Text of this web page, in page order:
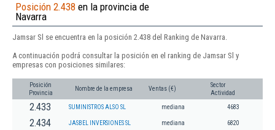
Posición 2.438 en la provincia de
Navarra
Jamsar Sl se encuentra en la posición 2.438 del Ranking de Navarra.
A continuación podrá consultar la posición en el ranking de Jamsar Sl y
empresas con posiciones similares:
Posición
Provincia
Nombre de la empresa Ventas (€)
Sector
Actividad
2.433 SUMINISTROS ALSO SL mediana 4683
2.434 JASBEL INVERSIONES SL mediana 6820